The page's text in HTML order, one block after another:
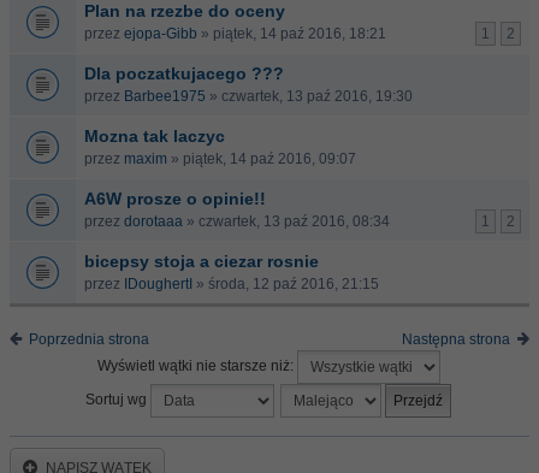
Plan na rzezbe do oceny
1 2
przez ejopa-Gibb » piątek, 14 paź 2016, 18:21
Dla poczatkujacego ???
przez Barbee1975 » czwartek, 13 paź 2016, 19:30
Mozna tak laczyc
przez maxim » piątek, 14 paź 2016, 09:07
A6W prosze o opinie!!
1 2
przez dorotaaa » czwartek, 13 paź 2016, 08:34
bicepsy stoja a ciezar rosnie
przez IDoughertI » środa, 12 paź 2016, 21:15
Poprzednia strona
Następna strona
Wyświetl wątki nie starsze niż:
Sortuj wg
NAPISZ WĄTEK